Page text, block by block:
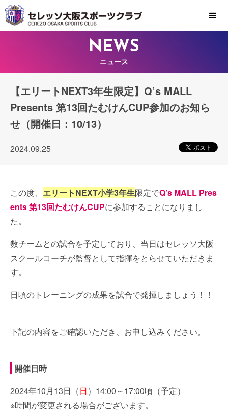
MENU
NEWS
ニュース
【エリートNEXT3年生限定】Q’s MALL
Presents 第13回たむけんCUP参加のお知ら
せ（開催日：10/13）
2024.09.25
この度、 エリートNEXT小学3年生限定でQ’s MALL Pres
ents 第13回たむけんCUPに参加することになりまし
た。
数チームとの試合を予定しており、当日はセレッソ大阪
スクールコーチが監督として指揮をとらせていただきま
す。
日頃のトレーニングの成果を試合で発揮しましょう！！
下記の内容をご確認いただき、お申し込みください。
開催日時
2024年10月13日（日）14:00～17:00頃（予定）
※時間が変更される場合がございます。